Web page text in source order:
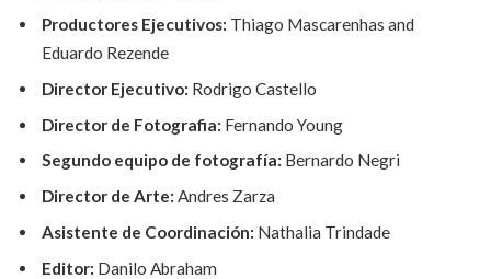
Productores Ejecutivos: Thiago Mascarenhas and
Eduardo Rezende
Director Ejecutivo: Rodrigo Castello
Director de Fotografia: Fernando Young
Segundo equipo de fotografía: Bernardo Negri
Director de Arte: Andres Zarza
Asistente de Coordinación: Nathalia Trindade
Editor: Danilo Abraham